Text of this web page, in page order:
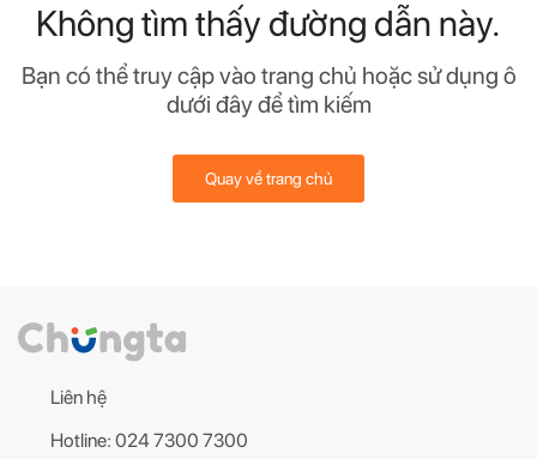
Không tìm thấy đường dẫn này.
Bạn có thể truy cập vào trang chủ hoặc sử dụng ô
dưới đây để tìm kiếm
Quay về trang chủ
Liên hệ
Hotline: 024 7300 7300